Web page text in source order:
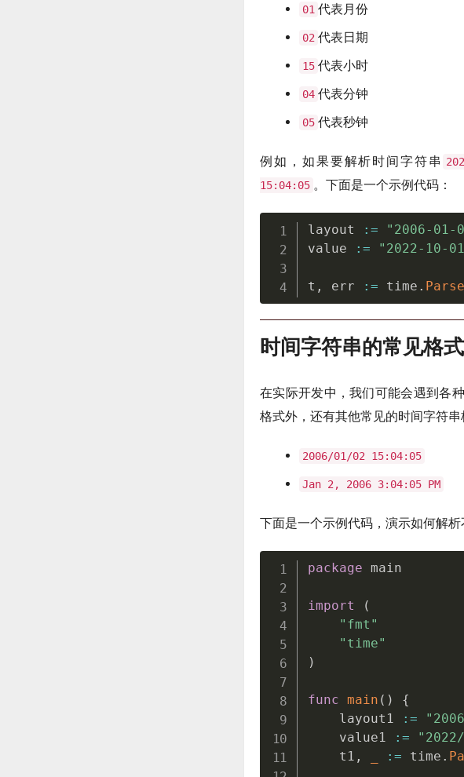
01 代表月份
02 代表日期
15 代表小时
04 代表分钟
05 代表秒钟
例如，如果要解析时间字符串
15:04:05 。下面是一个示例代码：
layout :=
"2006-01-
value
:= "2022-10-
t , err := time . Parse
时间字符串的常见格式
在实际开发中，我们可能会遇到各
格式外，还有其他常见的时间字符串
2006/01/02 15:04:05
Jan 2, 2006 3:04:05 PM
下面是一个示例代码，演示如何解析
package main
import
(
"fmt"
"time"
)
func main ( )
{
    layout1
:=
    value1
:=
    t1
, := time .